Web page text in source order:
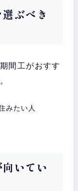
ぶべき
間工がおすす
みたい人
いてい